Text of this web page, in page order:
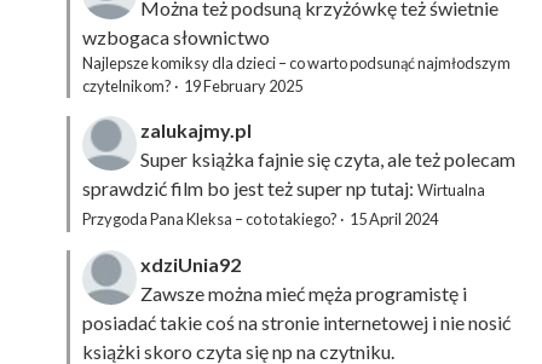
Można też podsuną krzyżówkęteż świetnie
wzbogaca słownictwo
Najlepsze komiksy dla dzieci – co warto podsunąć najmłodszym
czytelnikom? · 19 February 2025
zalukajmy.pl
Super książka fajnie się czyta, ale też polecam
sprawdzić film bo jest też super np tutaj: Wirtualna
Przygoda Pana Kleksa – co to takiego? · 15 April 2024
xdziUnia92
Zawsze można mieć męża programistę i
posiadać takie coś na stronie internetowej i nie nosić
książki skoro czyta się np na czytniku.